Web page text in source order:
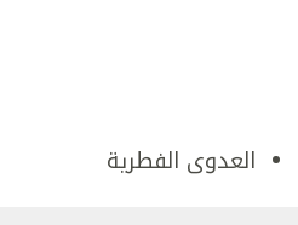
العدوى الفطرية